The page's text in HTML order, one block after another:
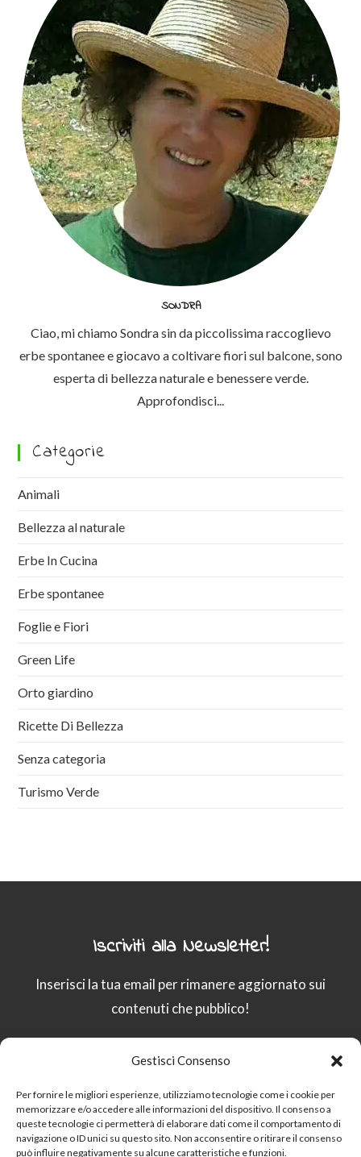
Gestisci Consenso
Per fornire le migliori esperienze, utilizziamo tecnologie come i cookie per
memorizzare e/o accedere alle informazioni del dispositivo. Il consenso a
queste tecnologie ci permetterà di elaborare dati come il comportamento di
navigazione o ID unici su questo sito. Non acconsentire o ritirare il consenso
può influire negativamente su alcune caratteristiche e funzioni.
SONDRA
Ciao, mi chiamo Sondra sin da piccolissima raccoglievo
erbe spontanee e giocavo a coltivare fiori sul balcone, sono
esperta di bellezza naturale e benessere verde.
Approfondisci...
Categorie
Animali
Bellezza al naturale
Erbe In Cucina
Erbe spontanee
Foglie e Fiori
Green Life
Orto giardino
Ricette Di Bellezza
Senza categoria
Turismo Verde
Iscriviti alla Newsletter!
Inserisci la tua email per rimanere aggiornato sui
contenuti che pubblico!
Procedendo accetti la privacy policy